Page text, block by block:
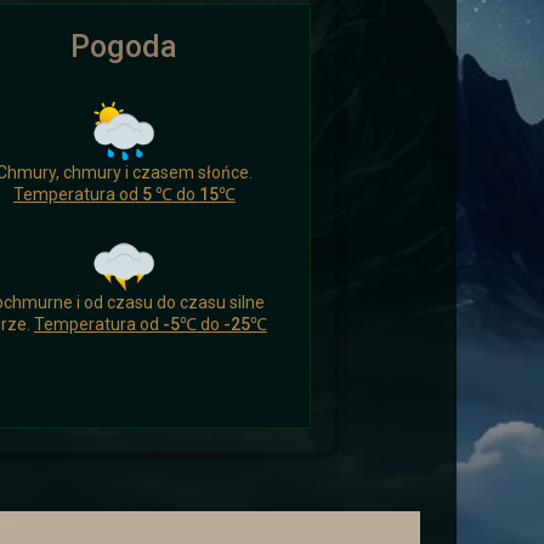
czasu nacieszyć się czymś
drogowcy zaskoczeni.
i wysłać ich aby wsparli
Pogoda
chmury i czasem słońce.
Temperatura od 5 ℃do 15℃
i od czasu do czasu silne
Temperatura od -5℃do -25℃